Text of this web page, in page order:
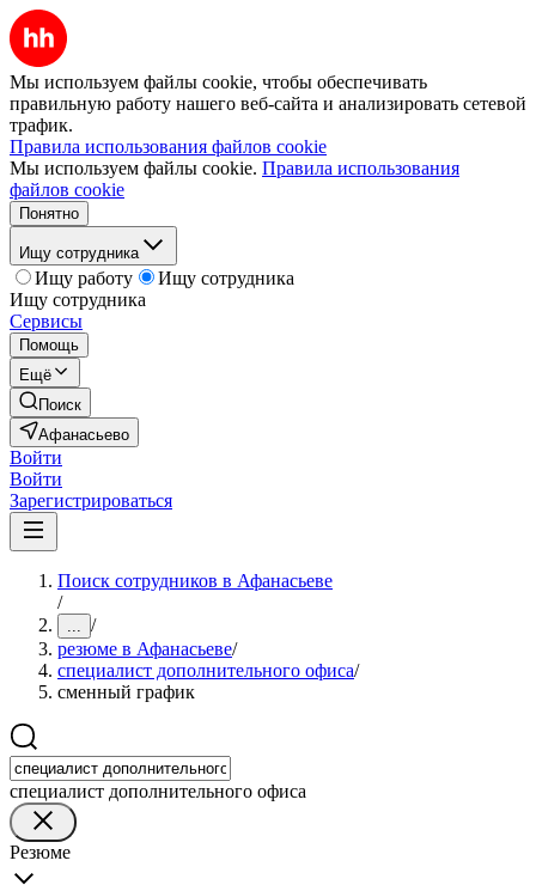
Мы используем файлы cookie, чтобы обеспечивать
правильную работу нашего веб-сайта и анализировать сетевой
трафик.
Правила использования файлов cookie
Мы используем файлы cookie. Правила использования
файлов cookie
Понятно
Ищу сотрудника
Ищу работу
Ищу сотрудника
Ищу сотрудника
Сервисы
Помощь
Ещё
Поиск
Афанасьево
Войти
Войти
Зарегистрироваться
Поиск сотрудников в Афанасьеве
/
... /
резюме в Афанасьеве/
специалист дополнительного офиса/
сменный график
специалист дополнительного офиса
Резюме